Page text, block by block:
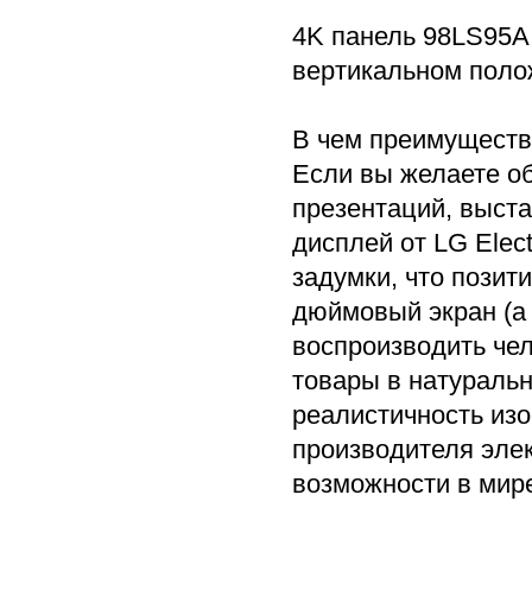
4K панель
вертикальном
В чем
Если вы желаете
презентаций,
дисплей от LG
задумки, что
дюймовый экран (а
воспроизводить
товары в
реалистичность
производителя
возможности в